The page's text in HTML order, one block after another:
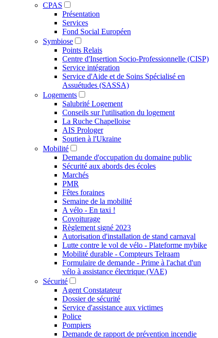
CPAS
Présentation
Services
Fond Social Européen
Symbiose
Points Relais
Centre d'Insertion Socio-Professionnelle (CISP)
Service intégration
Service d'Aide et de Soins Spécialisé en
Assuétudes (SASSA)
Logements
Salubrité Logement
Conseils sur l'utilisation du logement
La Ruche Chapelloise
AIS Prologer
Soutien à l'Ukraine
Mobilité
Demande d'occupation du domaine public
Sécurité aux abords des écoles
Marchés
PMR
Fêtes foraines
Semaine de la mobilité
A vélo - En taxi !
Covoiturage
Règlement signé 2023
Autorisation d'installation de stand carnaval
Lutte contre le vol de vélo - Plateforme mybike
Mobilité durable - Compteurs Telraam
Formulaire de demande - Prime à l'achat d'un
vélo à assistance électrique (VAE)
Sécurité
Agent Constatateur
Dossier de sécurité
Service d'assistance aux victimes
Police
Pompiers
Demande de rapport de prévention incendie